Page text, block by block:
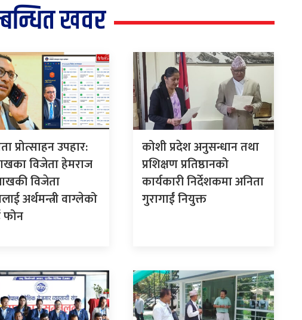
खवर
प्रोत्साहन उपहार:
विजेता हेमराज
विजेता
अर्थमन्त्री वाग्लेको
फोन
कोशी प्रदेश अनुसन्धान तथा
प्रशिक्षण प्रतिष्ठानको
कार्यकारी निर्देशकमा अनिता
गुरागाईं नियुक्त